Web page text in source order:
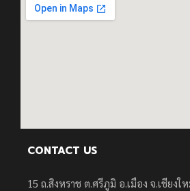
CONTACT US
15 ถ.สิงหราช ต.ศรีภูมิ อ.เมือง จ.เชียงใ